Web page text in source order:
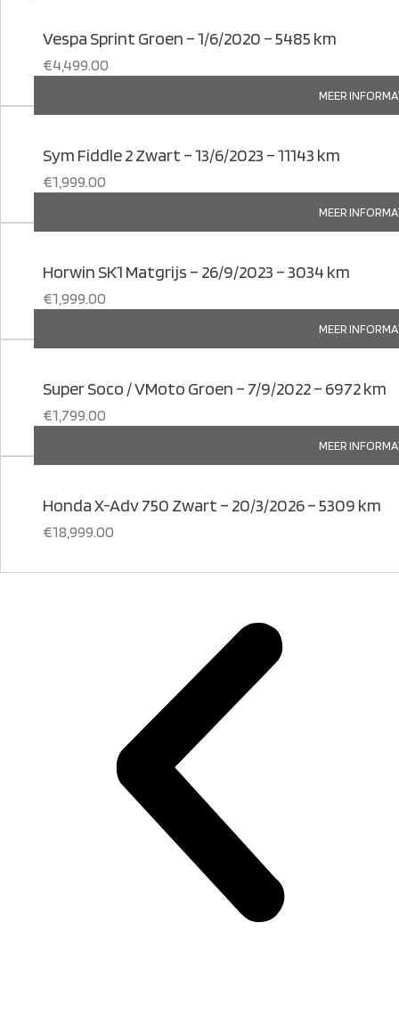
Vespa Sprint Groen – 1/6/2020 – 5485 km
€4,499.00
MEER
Sym Fiddle 2 Zwart – 13/6/2023 – 11143 km
€1,999.00
MEER
Horwin SK1 Matgrijs – 26/9/2023 – 3034 km
€1,999.00
MEER
Super Soco / VMoto Groen – 7/9/2022 – 6972 km
€1,799.00
MEER
Honda X-Adv 750 Zwart – 20/3/2026 – 5309 km
€18,999.00